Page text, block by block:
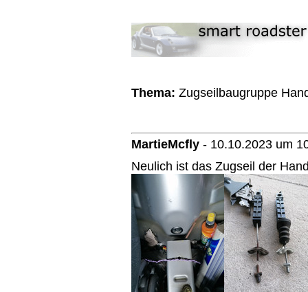
Thema: Zugseilbaugruppe
MartieMcfly - 10.10.2023 um
Neulich ist das Zugseil der